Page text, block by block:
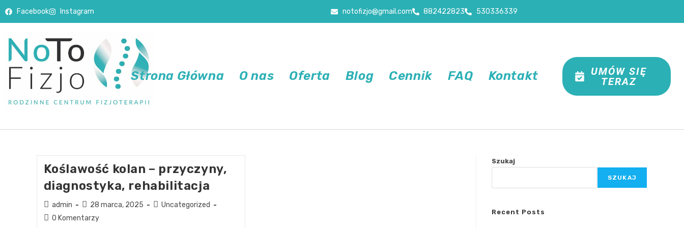
Facebook Instagram notofizjo@gmail.com 882422823 530336339
Strona Główna O nas Oferta Blog Cennik FAQ Kontakt
UMÓW SIĘ
TERAZ
Koślawość kolan – przyczyny,
diagnostyka, rehabilitacja
admin 28 marca, 2025
Uncategorized
0 Komentarzy
Szukaj
SZUKAJ
Recent Posts